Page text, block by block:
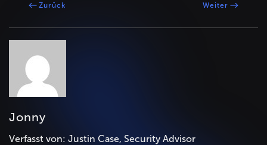
Zurück Weiter
Jonny
Verfasst von: Justin Case, Security Advisor